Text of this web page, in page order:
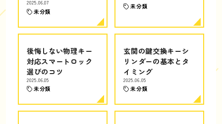
2025.06.07
未分類
未分類
後悔しない物理キー
対応スマートロック
選びのコツ
2025.06.05
未分類
玄関の鍵交換キーシ
リンダーの基本とタ
イミング
2025.06.05
未分類